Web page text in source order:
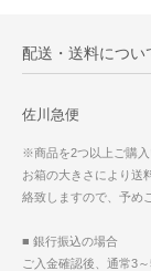
配送・送料につい
佐川急便
※商品を2つ以上ご購
お箱の大きさにより送
絡致しますので、予め
■ 銀行振込の場合
ご入金確認後、通常3